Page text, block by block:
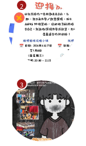
2
3